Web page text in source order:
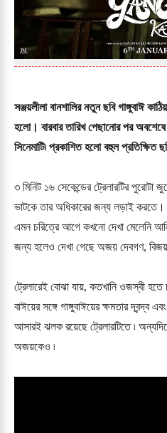
সঞ্জয়লীলা বানশালির নতুন ছবি গাঙ্গুবাঈ
হলো। বারবার তারিখ পেছানোর পর
সিনেমাটি৷ প্রকাশিত হলো বহুল প্রতিক্ষিত
৩ মিনিট ১৬ সেকেন্ডের ট্রেলারটির পুরোটা
ভাটকে তার অধিকারের জন্য লড়াই
এমন চরিত্রে আগে কখনো দেখা মেলেনি
জন্য হলেও দেখা গেছে অজয় দেবগণ, বিজয়
ট্রেলারেই বোঝা যায়, কতখানি ওজস্বী হতে
বাঈয়ের সঙ্গে গাঙ্গুবাঈয়ের ক্ষমতার দ্বন্দ্ব
আসারই ঝলক রয়েছে ট্রেলারটিতে ৷
অজয়কেও ৷